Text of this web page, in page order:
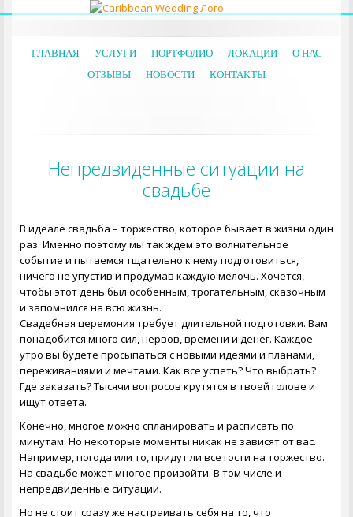
ГЛАВНАЯ УСЛУГИ ПОРТФОЛИО ЛОКАЦИИ
О НАС
ОТЗЫВЫ
НОВОСТИ КОНТАКТЫ
Непредвиденные ситуации на
свадьбе
В идеале свадьба – торжество, которое бывает в жизни один
раз. Именно поэтому мы так ждем это волнительное
событие и пытаемся тщательно к нему подготовиться,
ничего не упустив и продумав каждую мелочь. Хочется,
чтобы этот день был особенным, трогательным, сказочным
и запомнился на всю жизнь.
Свадебная церемония требует длительной подготовки. Вам
понадобится много сил, нервов, времени и денег. Каждое
утро вы будете просыпаться с новыми идеями и планами,
переживаниями и мечтами. Как все успеть? Что выбрать?
Где заказать? Тысячи вопросов крутятся в твоей голове и
ищут ответа.
Конечно, многое можно спланировать и расписать по
минутам. Но некоторые моменты никак не зависят от вас.
Например, погода или то, придут ли все гости на торжество.
На свадьбе может многое произойти. В том числе и
непредвиденные ситуации.
Но не стоит сразу же настраивать себя на то, что